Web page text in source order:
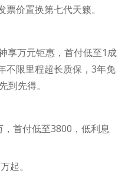
价置换第七代天籁。
享万元钜惠，首付低至1成
不限里程超长质保，3年免
到先得。
首付低至3800，低利息
起。